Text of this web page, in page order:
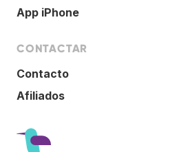
App iPhone
CONTACTAR
Contacto
Afiliados